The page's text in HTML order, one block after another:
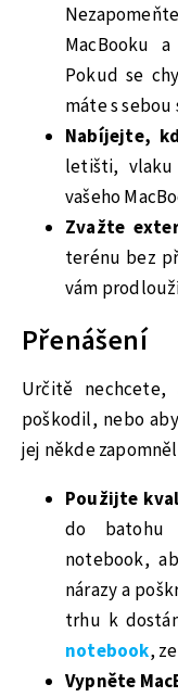
MacBooku
Pokud se
máte s
Nabíjejte,
letišti,
vašeho
Zvažte
terénu bez
vám
Přenášení
Určitě nechcete,
poškodil, nebo
jej někde
Použijte
do batohu
notebook,
nárazy a
trhu k
notebook,
Vypněte